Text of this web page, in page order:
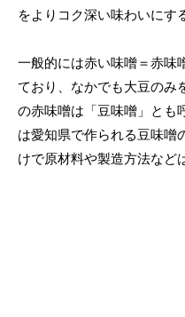
をよりコク深い味わいにす
一般的には赤い味噌＝赤味
ており、なかでも大豆のみ
の赤味噌は「豆味噌」とも
は愛知県で作られる豆味噌
けで原材料や製造方法など